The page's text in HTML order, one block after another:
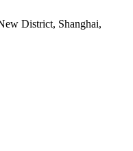
District, Shanghai,